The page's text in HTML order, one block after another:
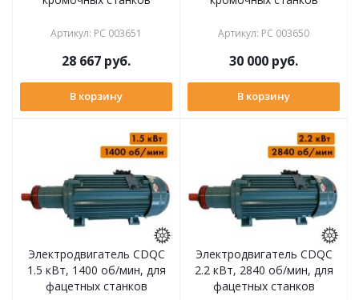
Артикул: РС 003651
28 667 руб.
В корзину
Артикул: РС 003650
30 000 руб.
В корзину
Электродвигатель CDQC
1.5 кВт, 1400 об/мин, для
фацетных станков
Электродвигатель CDQC
2.2 кВт, 2840 об/мин, для
фацетных станков